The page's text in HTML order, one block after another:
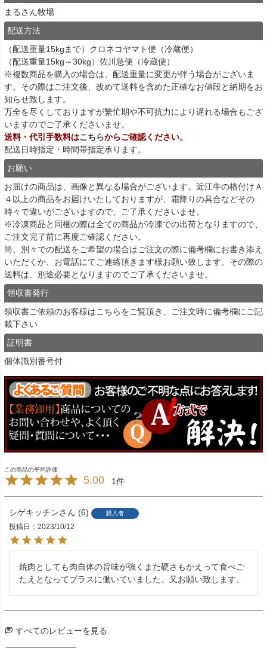
まるさん牧場
配送方法
（配送重量15kgまで）クロネコヤマト便（冷蔵便）
（配送重量15kg～30kg）佐川急便（冷蔵便）
※複数商品を購入の場合は、配送重量に変更が伴う場合がございま
す。その際はご注文後、改めて送料を含めた正確なお値段と納期をお
知らせ致します。
万全を尽くしておりますが繁忙期や不可抗力により遅れる場合もござ
いますのでご了承くださいませ。
送料・代引手数料はこちらからご確認ください。
配送日時指定・時間帯指定承ります。
お願い
お届けの商品は、画像と異なる場合がございます。近江牛の格付けＡ
４以上の商品をお届けいたしておりますが、霜降りの具合などその
時々で違いがございますので、ご了承くださいませ。
※冷凍商品と同梱の際は全ての商品が冷凍での出荷となりますので、
ご注文完了前に再度ご確認ください。
尚、別々での配送をご希望の場合はご注文の際に備考欄にお書き添え
いただくか、お電話にてご連絡頂きます様お願い致します。その際の
送料は、別途必要となりますのでご了承くださいませ。
領収書発行
領収書ご依頼のお客様はこちらをご覧頂き、ご注文時に備考欄にご記
載下さい
証明書
個体識別番号付
5.00 1
シゲキッチン 6 購入者
投稿日 2023/10/12
焼肉としても肉自体の旨味が強くまた硬さもかえって食べご
たえとなってプラスに働いていました。又お願い致します。
すべてのレビューを見る